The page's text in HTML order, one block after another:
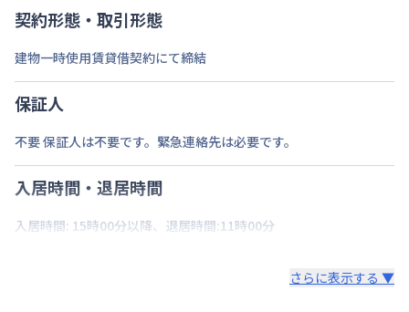
契約形態・取引形態
建物一時使用賃貸借契約にて締結
保証人
不要 保証人は不要です。緊急連絡先は必要です。
入居時間・退居時間
入居時間: 15時00分以降、退居時間:11時00分
さらに表示する ▼